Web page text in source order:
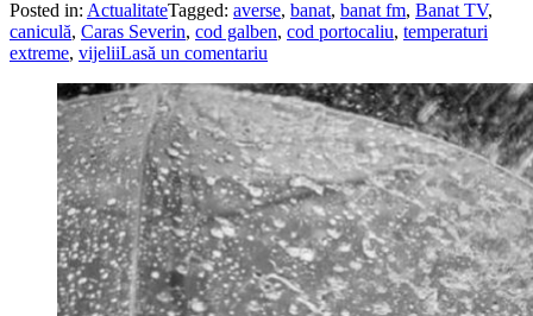
Posted in: ActualitateTagged: averse, banat, banat fm, Banat TV,
caniculă, Caras Severin, cod galben, cod portocaliu, temperaturi
extreme, vijeliiLasă un comentariu